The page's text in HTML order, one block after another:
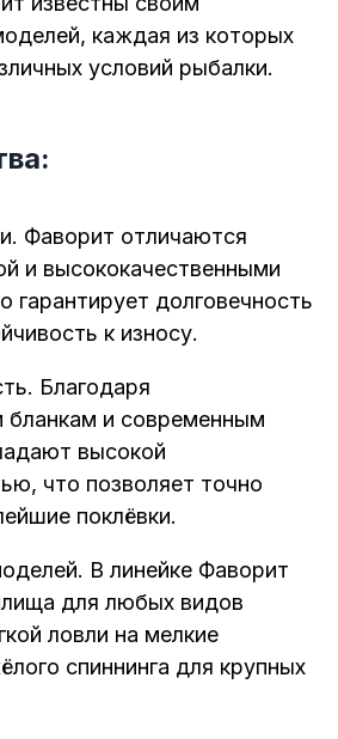
каждая из которых
условий рыбалки.
Фаворит отличаются
и высококачественными
гарантирует долговечность
к износу.
Благодаря
бланкам и современным
высокой
что позволяет точно
поклёвки.
В линейке Фаворит
для любых видов
ловли на мелкие
спиннинга для крупных